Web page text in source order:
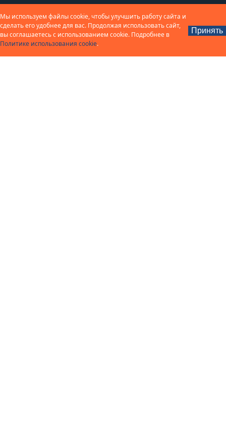
Мы используем файлы cookie, чтобы улучшить работу сайта и
сделать его удобнее для вас. Продолжая использовать сайт,
вы соглашаетесь с использованием cookie. Подробнее в
Политике использования cookie.
Принять